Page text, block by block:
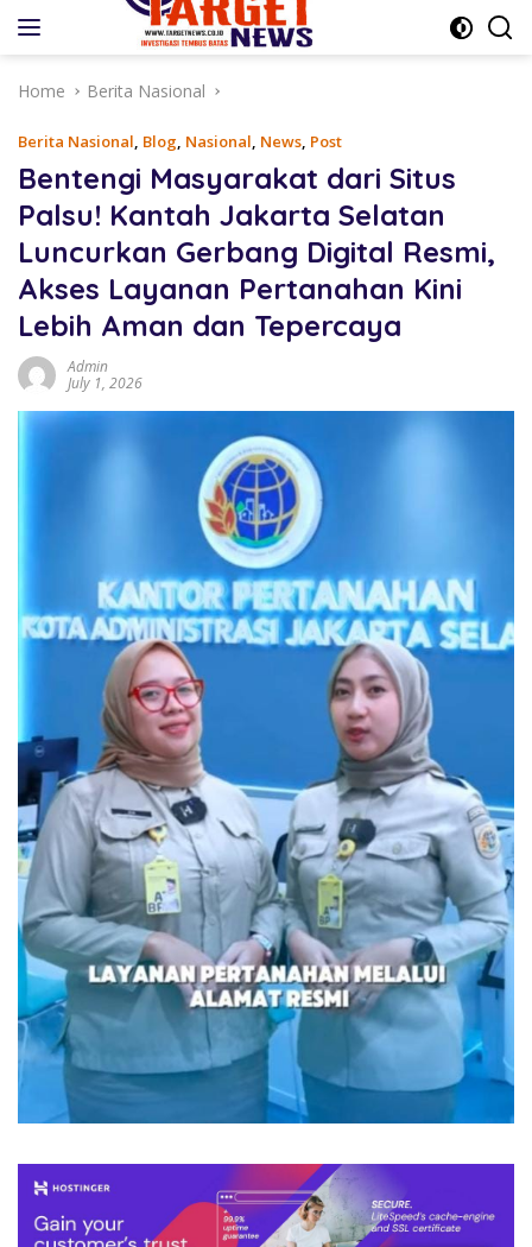
Home
Berita Nasional
Berita Nasional, Blog, Nasional, News, Post
Bentengi Masyarakat dari Situs
Palsu! Kantah Jakarta Selatan
Luncurkan Gerbang Digital Resmi,
Akses Layanan Pertanahan Kini
Lebih Aman dan Tepercaya
Admin
July 1, 2026